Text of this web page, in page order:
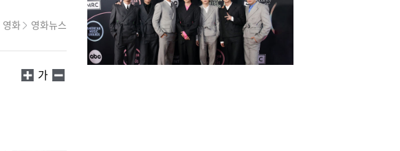
영화 영화뉴스
가